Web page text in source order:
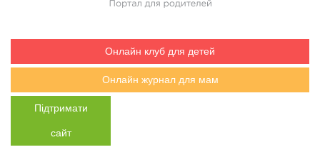
Онлайн клуб для детей
Онлайн журнал для мам
Підтримати
сайт